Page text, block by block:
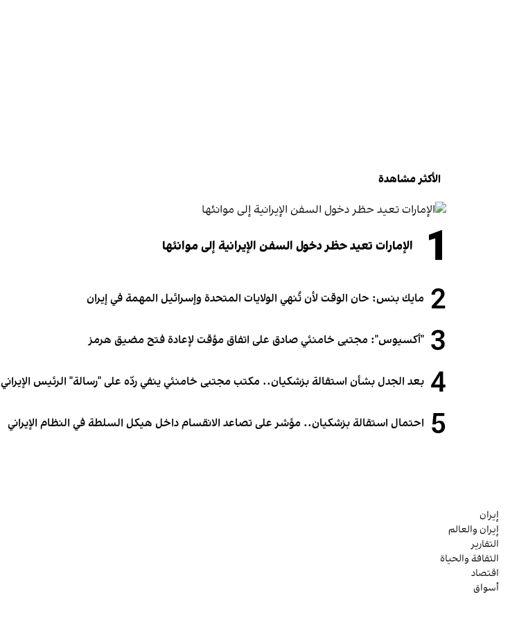
الأكثر مشاهدة
1 الإمارات تعيد حظر دخول السفن الإيرانية إلى موانئها
2 مايك بنس: حان الوقت لأن تُنهي الولايات المتحدة وإسرائيل المهمة في إيران
3 "أكسيوس": مجتبى خامنئي صادق على اتفاق مؤقت لإعادة فتح مضيق هرمز
4 بعد الجدل بشأن استقالة بزشكيان.. مكتب مجتبى خامنئي ينفي ردّه على "رسالة" الرئيس الإيراني
5 احتمال استقالة بزشكيان.. مؤشر على تصاعد الانقسام داخل هيكل السلطة في النظام الإيراني
إيران
إيران والعالم
التقارير
الثقافة والحياة
اقتصاد
أسواق